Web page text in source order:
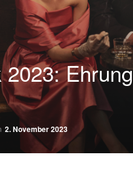
2. November 2023